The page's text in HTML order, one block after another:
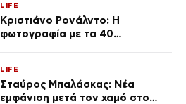
LIFE
Κριστιάνο Ρονάλντο: Η
φωτογραφία με τα 40
εκ. likes
LIFE
Σταύρος Μπαλάσκας: Νέα
εμφάνιση μετά τον χαμό στο